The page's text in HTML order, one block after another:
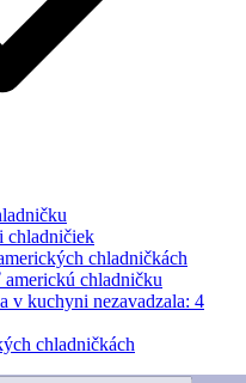
chladničiek
chladničkách
chladničku
v kuchyni nezavadzala: 4
chladničkách